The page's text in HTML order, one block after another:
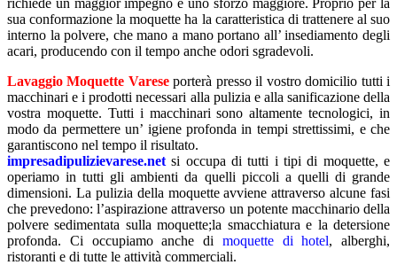
sua conformazione la moquette ha la caratteristica di trattenere al suo
interno la polvere, che mano a mano portano all’ insediamento degli
acari, producendo con il tempo anche odori sgradevoli.
Lavaggio Moquette Vareseporterà presso il vostro domicilio tutti i
macchinari e i prodotti necessari alla pulizia e alla sanificazione della
vostra moquette. Tutti i macchinari sono altamente tecnologici, in
modo da permettere un’ igiene profonda in tempi strettissimi, e che
garantiscono nel tempo il risultato.
impresadipulizievarese.net si occupa di tutti i tipi di moquette, e
operiamo in tutti gli ambienti da quelli piccoli a quelli di grande
dimensioni. La pulizia della moquette avviene attraverso alcune fasi
che prevedono: l’aspirazione attraverso un potente macchinario della
polvere sedimentata sulla moquette;la smacchiatura e la detersione
profonda. Ci occupiamo anche di moquette di hotel, alberghi,
ristoranti e di tutte le attività commerciali.